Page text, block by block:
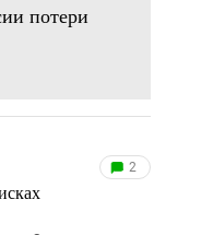
потери
2